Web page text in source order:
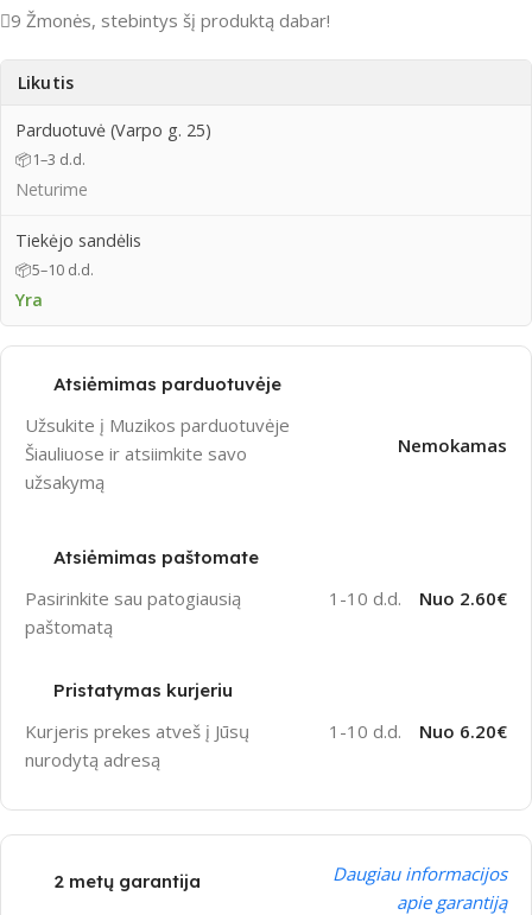
9 Žmonės, stebintys šį produktą dabar!
Likutis
Parduotuvė (Varpo g. 25)
📦1–3 d.d.
Neturime
Tiekėjo sandėlis
📦5–10 d.d.
Yra
Atsiėmimas parduotuvėje
Užsukite į Muzikos parduotuvėje
Šiauliuose ir atsiimkite savo
užsakymą
Nemokamas
Atsiėmimas paštomate
Pasirinkite sau patogiausią
paštomatą
1-10 d.d. Nuo 2.60€
Pristatymas kurjeriu
Kurjeris prekes atveš į Jūsų
nurodytą adresą
1-10 d.d. Nuo 6.20€
2 metų garantija
Daugiau informacijos
apie garantiją